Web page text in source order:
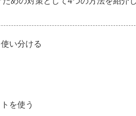
い分ける
を使う